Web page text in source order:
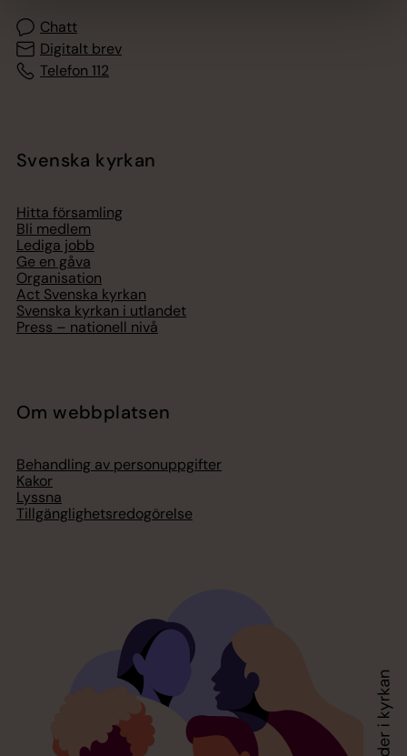
Chatt
Digitalt brev
Telefon 112
Svenska kyrkan
Hitta församling
Bli medlem
Lediga jobb
Ge en gåva
Organisation
Act Svenska kyrkan
Svenska kyrkan i utlandet
Press – nationell nivå
Om webbplatsen
Behandling av personuppgifter
Kakor
Lyssna
Tillgänglighetsredogörelse